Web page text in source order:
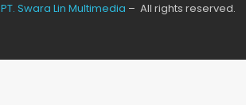
PT. Swara Lin Multimedia – All rights reserved.